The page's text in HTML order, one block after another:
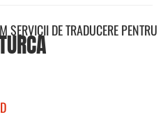
SERVICII DE TRADUCERE PENTRU